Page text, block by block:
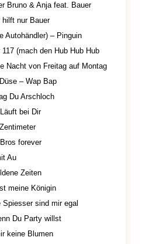
Bruno & Anja feat. Bauer
hilft nur Bauer
Autohändler) – Pinguin
(mach den Hub Hub Hub
Nacht von Freitag auf Montag
– Wap Bap
Du Arschloch
bei Dir
forever
Au
Zeiten
meine Königin
Spiesser sind mir egal
Du Party willst
keine Blumen